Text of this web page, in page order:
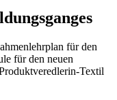
für den
für den neuen
Textil